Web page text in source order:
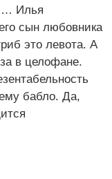
Илья
сын любовника
это левота. А
в целофане.
бабло. Да,